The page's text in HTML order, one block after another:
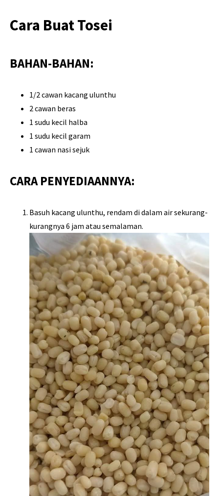
Cara Buat Tosei
BAHAN-BAHAN:
1/2 cawan kacang ulunthu
2 cawan beras
1 sudu kecil halba
1 sudu kecil garam
1 cawan nasi sejuk
CARA PENYEDIAANNYA:
Basuh kacang ulunthu, rendam di dalam air sekurang-
kurangnya 6 jam atau semalaman.